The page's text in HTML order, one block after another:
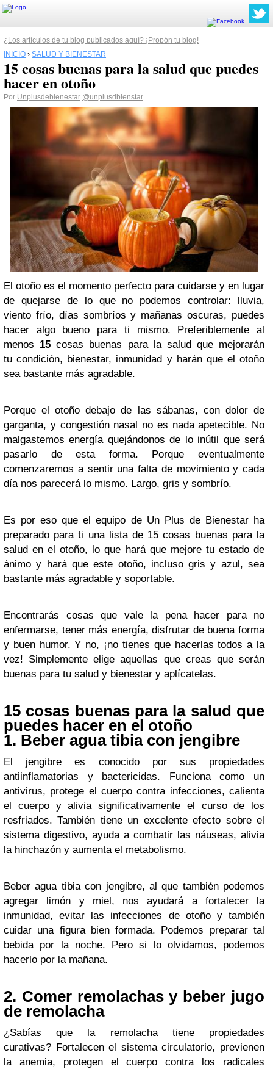
¿Los artículos de tu blog publicados aquí? ¡Propón tu blog!
INICIO › SALUD Y BIENESTAR
15 cosas buenas para la salud que puedes
hacer en otoño
Por Unplusdebienestar @unplusdbienstar
El otoño es el momento perfecto para cuidarse y en lugar
de quejarse de lo que no podemos controlar: lluvia,
viento frío, días sombríos y mañanas oscuras, puedes
hacer algo bueno para ti mismo.
Preferiblemente al
menos 15 cosas buenas para la salud que mejorarán
tu condición, bienestar, inmunidad y harán que el otoño
sea bastante más agradable.
Porque el otoño debajo de las sábanas, con dolor de
garganta, y congestión nasal no es nada apetecible. No
malgastemos energía quejándonos de lo inútil que será
pasarlo de esta forma. Porque eventualmente
comenzaremos a sentir una falta de movimiento y cada
día nos parecerá lo mismo. Largo, gris y sombrío.
Es por eso que el equipo de Un Plus de Bienestar ha
preparado para ti una lista de 15 cosas buenas para la
salud en el otoño, lo que hará que mejore tu estado de
ánimo y hará que este otoño, incluso gris y azul, sea
bastante más agradable y soportable.
Encontrarás cosas que vale la pena hacer para no
enfermarse, tener más energía, disfrutar de buena forma
y buen humor. Y no, ¡no tienes que hacerlas todos a la
vez! Simplemente elige aquellas que creas que serán
buenas para tu salud y bienestar y aplícatelas.
15 cosas buenas para la salud que
puedes hacer en el otoño
1. Beber agua tibia con jengibre
El jengibre es conocido por sus propiedades
antiinflamatorias y bactericidas. Funciona como un
antivirus, protege el cuerpo contra infecciones, calienta
el cuerpo y alivia significativamente el curso de los
resfriados. También tiene un excelente efecto sobre el
sistema digestivo, ayuda a combatir las náuseas, alivia
la hinchazón y aumenta el metabolismo.
Beber agua tibia con jengibre, al que también podemos
agregar limón y miel, nos ayudará a fortalecer la
inmunidad, evitar las infecciones de otoño y también
cuidar una figura bien formada. Podemos preparar tal
bebida por la noche. Pero si lo olvidamos, podemos
hacerlo por la mañana.
2. Comer remolachas y beber jugo
de remolacha
¿Sabías que la remolacha tiene propiedades
curativas? Fortalecen el sistema circulatorio, previenen
la anemia, protegen el cuerpo contra los radicales